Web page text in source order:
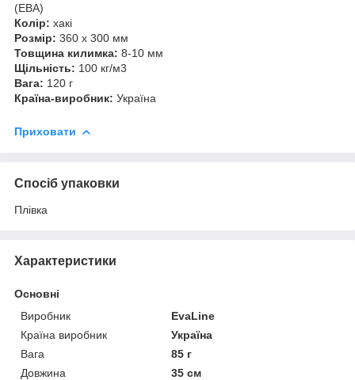
(ЕВА)
Колір: хакі
Розмір: 360 х 300 мм
Товщина килимка: 8-10 мм
Щільність: 100 кг/м3
Вага: 120 г
Країна-виробник: Україна
Приховати
Спосіб упаковки
Плівка
Характеристики
Основні
Виробник
EvaLine
Країна виробник
Україна
Вага
85 г
Довжина
35 см